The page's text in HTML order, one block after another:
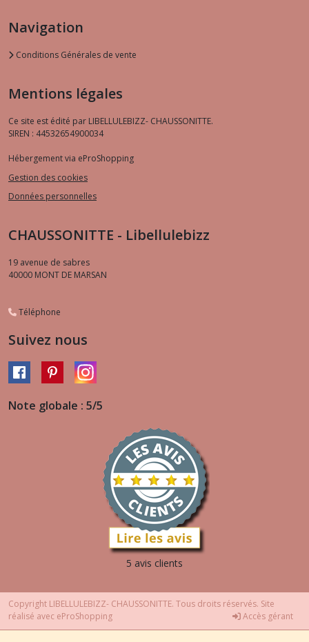
Navigation
Conditions Générales de vente
Mentions légales
Ce site est édité par LIBELLULEBIZZ- CHAUSSONITTE.
SIREN : 44532654900034
Hébergement via eProShopping
Gestion des cookies
Données personnelles
CHAUSSONITTE - Libellulebizz
19 avenue de sabres
40000 MONT DE MARSAN
Téléphone
Suivez nous
Note globale : 5/5
5 avis clients
Copyright LIBELLULEBIZZ- CHAUSSONITTE. Tous droits réservés. Site
réalisé avec eProShopping Accès gérant